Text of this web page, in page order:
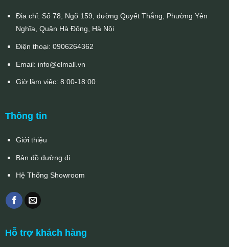
Địa chỉ: Số 78, Ngõ 159, đường Quyết Thắng, Phường Yên
Nghĩa, Quận Hà Đông, Hà Nội
Điện thoại: 0906264362
Email: info@elmall.vn
Giờ làm việc: 8:00-18:00
Thông tin
Giới thiệu
Bản đồ đường đi
Hệ Thống Showroom
Hỗ trợ khách hàng